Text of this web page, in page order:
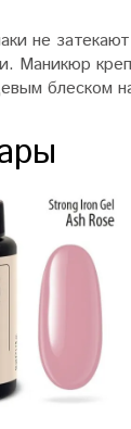
не
Маникюр
блеском